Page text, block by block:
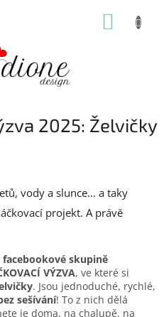
2025: Želvičky
vody a slunce… a taky
projekt. A právě
facebookové skupině
VÝZVA, ve které si
. Jsou jednoduché, rychlé,
sešívání! To z nich dělá
je doma, na chalupě, na